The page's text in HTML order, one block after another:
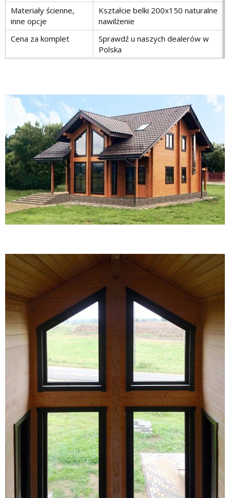
Materiały ścienne,
inne opcje
Kształcie belki 200x150 naturalne
nawilżenie
Cena za komplet
Sprawdź u naszych dealerów w
Polska